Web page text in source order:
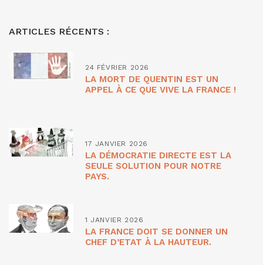
ARTICLES RÉCENTS :
24 FÉVRIER 2026
LA MORT DE QUENTIN EST UN
APPEL À CE QUE VIVE LA FRANCE !
17 JANVIER 2026
LA DÉMOCRATIE DIRECTE EST LA
SEULE SOLUTION POUR NOTRE
PAYS.
1 JANVIER 2026
LA FRANCE DOIT SE DONNER UN
CHEF D’ETAT À LA HAUTEUR.